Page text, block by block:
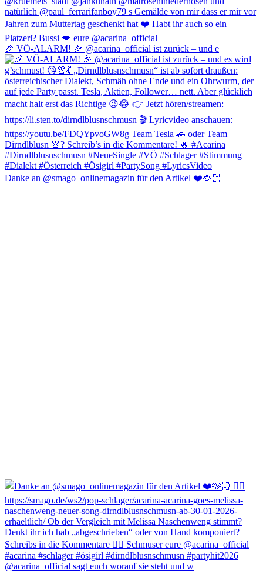
🎉 VÖ-ALARM! 🎉 @acarina_official ist zurück – und e
Danke an @smago_onlinemagazin für den Artikel ❤️🫶🏻
@acarina_official sagt euch worauf sie steht und w